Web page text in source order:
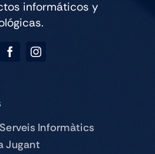
informáticos y
Informàtics
Jugant